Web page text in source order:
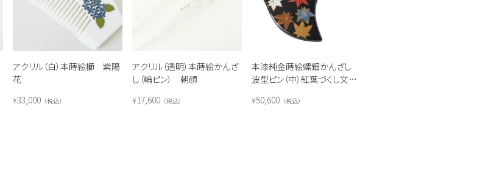
アクリル（白）本蒔絵櫛 紫陽
花
¥33,000 税込
アクリル（透明）本蒔絵かんざ
し（輪ピン） 朝顔
¥17,600 税込
本漆純金蒔絵螺鈿かんざし
波型ピン（中）紅葉づくし文様
¥50,600 税込